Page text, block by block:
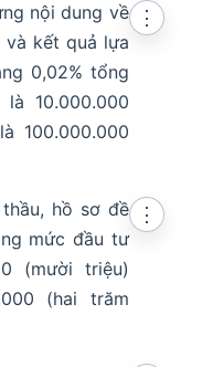
nội dung về
và kết quả lựa
0,02% tổng
10.000.000
100.000.000
⋮
hồ sơ đề
mức đầu tư
(mười triệu)
(hai trăm
⋮